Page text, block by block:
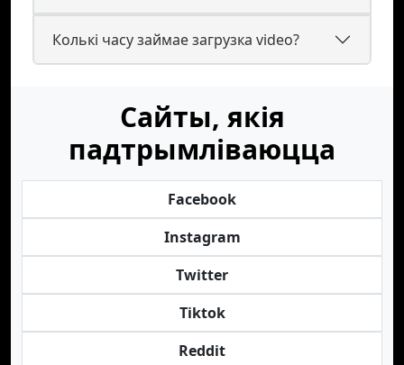
Колькі часу займае загрузка video?
Сайты, якія
падтрымліваюцца
Facebook
Instagram
Twitter
Tiktok
Reddit